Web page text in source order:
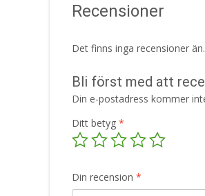
Recensioner
Det finns inga recensioner än.
Bli först med att
Din e-postadress kommer
Ditt betyg *
Din recension *